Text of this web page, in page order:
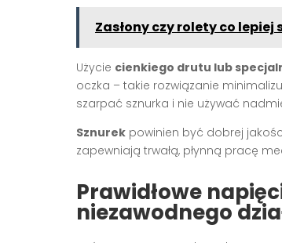
Zasłony czy rolety co lepiej
Użycie cienkiego drutu lub
oczka – takie rozwiązanie
szarpać sznurka i nie używać
Sznurek powinien być dobrej
zapewniają trwałą, płynną pracę
Prawidłowe
niezawodnego